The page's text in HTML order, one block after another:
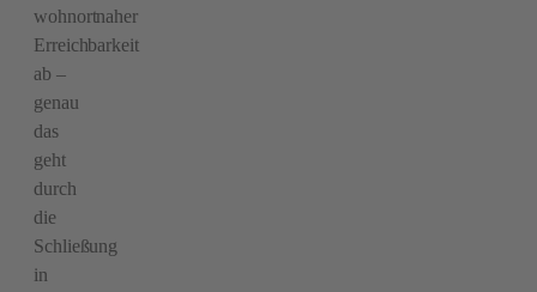
wohnortnaher
Erreichbarkeit
ab –
genau
das
geht
durch
die
Schließung
in